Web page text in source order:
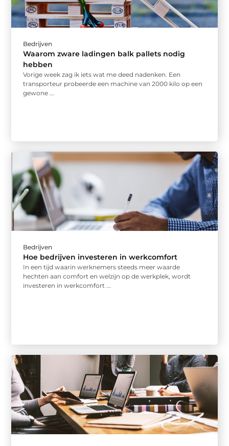
Bedrijven
Waarom zware ladingen balk pallets nodig
hebben
Vorige week zag ik iets wat me deed nadenken. Een
transporteur probeerde een machine van 2000 kilo op een
gewone ...
Bedrijven
Hoe bedrijven investeren in werkcomfort
In een tijd waarin werknemers steeds meer waarde
hechten aan comfort en welzijn op de werkplek, wordt
investeren in werkcomfort ...